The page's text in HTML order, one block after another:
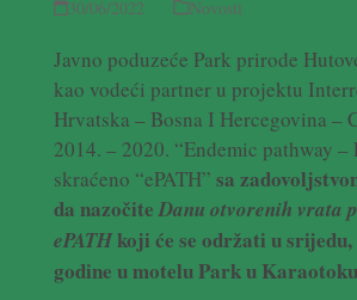
30/06/2022 Novosti
Javno poduzeće Park prirode
kao vodeći partner u projektu
Hrvatska – Bosna I Hercegovina –
2014. – 2020. “Endemic pathway –
skraćeno “ePATH” sa
da nazočiteDanu otvorenih vrata
ePATHkoji će se održati u srijedu,
godine u motelu Park u